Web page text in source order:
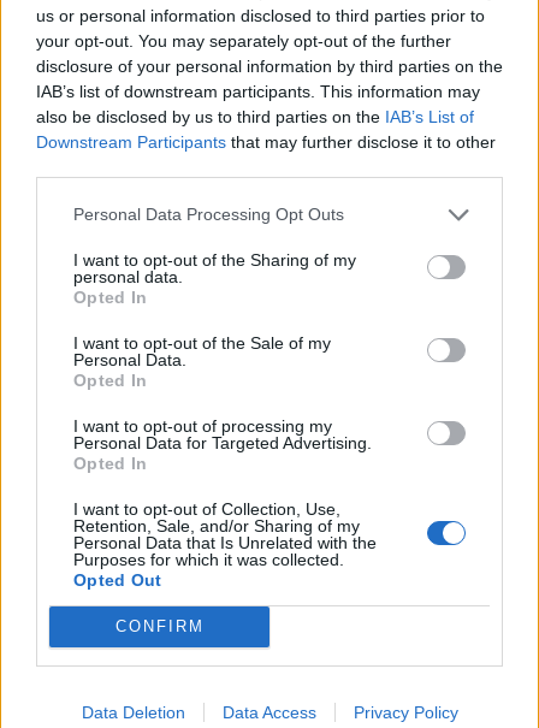
us or personal information disclosed to third parties prior to
your opt-out. You may separately opt-out of the further
disclosure of your personal information by third parties on the
IAB’s list of downstream participants. This information may
also be disclosed by us to third parties on the IAB’s List of
Downstream Participants that may further disclose it to other
Personal Data Processing Opt Outs
I want to opt-out of the Sharing of my
personal data.
Opted In
I want to opt-out of the Sale of my
Personal Data.
Opted In
I want to opt-out of processing my
Personal Data for Targeted Advertising.
Opted In
I want to opt-out of Collection, Use,
Retention, Sale, and/or Sharing of my
Personal Data that Is Unrelated with the
Purposes for which it was collected.
Opted Out
CONFIRM
Data Deletion Data Access Privacy Policy
Ρέθυμνο: Κάλεσμα των οικοδόμων
Ρέθυμνο: Κάλεσμα των
οικοδόμων για μαζική συμμετοχή
στο συλλαλητήριο της ΔΕΘ
Ηράκλειο: Εκδήλωση στη Δαμάστα με θέμα τη βία και
ΚΡΗΤΗ 17:46
πρόληψή της
Δήμος Αγίου Νικολάου: «Κανένα έργο δεν χάθηκε – Οι
έργο δεν χάθηκε – Οι
Προσωρινή διακοπή
Προσωρινή διακοπή
κυκλοφορίας την Παρασκευή
στον ΒΟΑΚ
Ο Βλαδίμηρος Κυριακίδης στο πλευρό των παιδιών
για 5η χρονιά